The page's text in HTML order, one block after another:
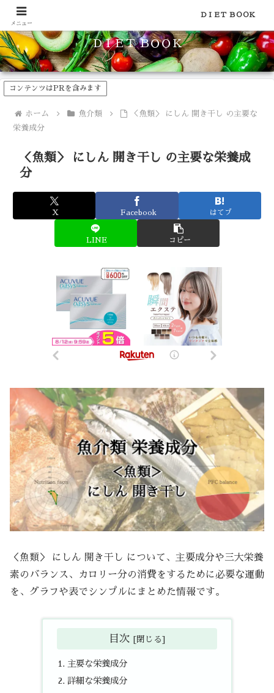
食品のカロリーや糖質などの栄養素がわかる！健康やダイエットに
ＤＩＥＴ ＢＯＯＫ
コンテンツはPRを含みます
ホーム 魚介類
＜魚類＞ にしん 開き干し の主要な
栄養成分
＜魚類＞ にしん 開き干し の主要な栄養成
分
X Facebook はてブ
LINE コピー
＜魚類＞ にしん 開き干し について、主要成分や三大栄養
素のバランス、カロリー分の消費をするために必要な運動
を、グラフや表でシンプルにまとめた情報です。
目次
主要な栄養成分
詳細な栄養成分
メニュー
ＤＩＥＴ ＢＯＯＫ